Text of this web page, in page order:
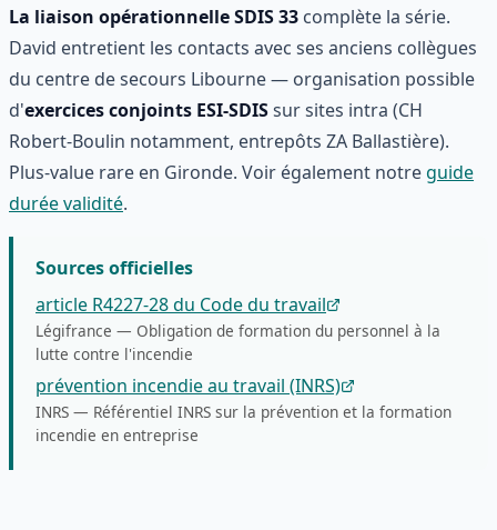
La liaison opérationnelle SDIS 33 complète la série.
David entretient les contacts avec ses anciens collègues
du centre de secours Libourne — organisation possible
d'exercices conjoints ESI-SDISsur sites intra (CH
Robert-Boulin notamment, entrepôts ZA Ballastière).
Plus-value rare en Gironde. Voir également notreguide
durée validité.
Sources officielles
article R4227-28 du Code du travail
Légifrance — Obligation de formation du personnel à la
lutte contre l'incendie
prévention incendie au travail (INRS)
INRS — Référentiel INRS sur la prévention et la formation
incendie en entreprise